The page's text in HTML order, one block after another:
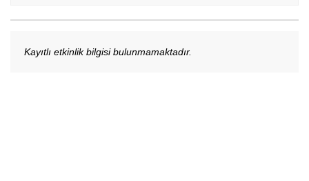
Kayıtlı etkinlik bilgisi bulunmamaktadır.